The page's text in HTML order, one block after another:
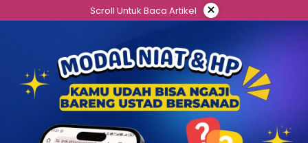
to
Scroll Untuk Baca Artikel ×